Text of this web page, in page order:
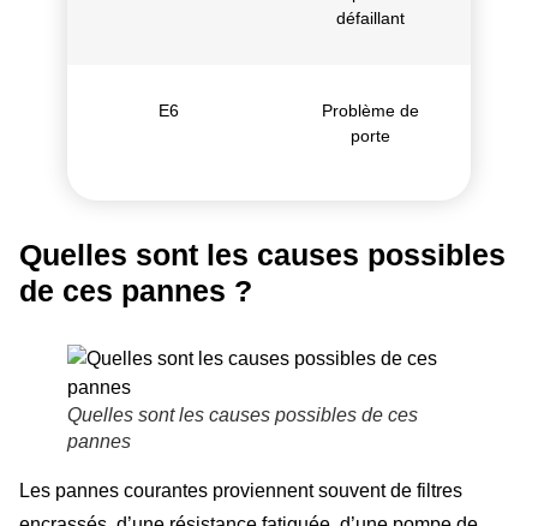
défaillant
E6
Problème de
porte
Quelles sont les causes possibles
de ces pannes ?
Quelles sont les causes possibles de ces
pannes
Les pannes courantes proviennent souvent de filtres